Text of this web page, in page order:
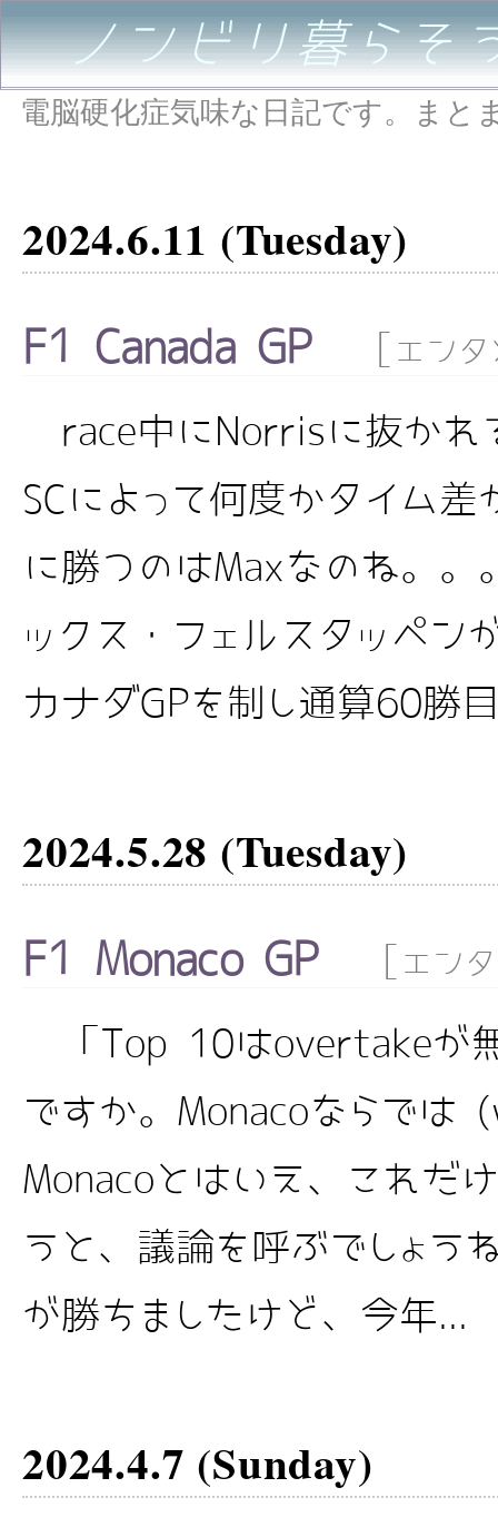
ノンビリ暮らそ
電脳硬化症気味な日記です。まと
2024.6.11 (Tuesday)
F1 Canada GP エンタ
race中にNorrisに抜かれ
SCによって何度かタイム差
に勝つのはMaxなのね。
ックス・フェルスタッペン
カナダGPを制し通算60勝
2024.5.28 (Tuesday)
F1 Monaco GP エン
「Top 10はovertakeが無
ですか。Monacoならで
Monacoとはいえ、これだ
うと、議論を呼ぶでしょ
が勝ちましたけど、今年...
2024.4.7 (Sunday)